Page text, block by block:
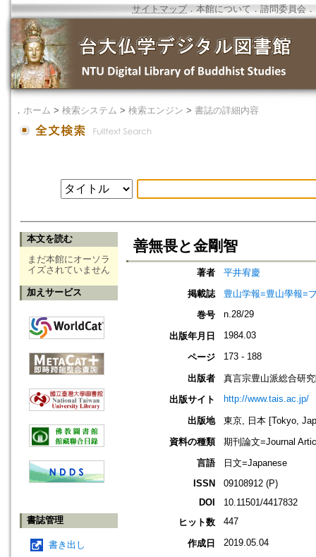
サイトマップ．本館について ． 諮問委員会 ．
． ホーム > 検索システム > 検索エンジン > 書誌の詳細内容
本文を読む
まだ本館にオーソラ
イズされていません
加えサービス
書誌管理
書き出し
善無畏と金剛智
著者
平井宥慶
掲載誌
豊山学報=豊山學報=
巻号
n.28/29
出版年月日 1984.03
ページ 173 - 188
出版者
真言宗豊山派総合研
出版サイト
http://www.tais.ac.jp/
出版地
東京, 日本 [Tokyo,
資料の種類
期刊論文=Journal
言語
日文=Japanese
ISSN
09108912 (P)
DOI
10.11501/4417832
ヒット数
447
作成日 2019.05.04